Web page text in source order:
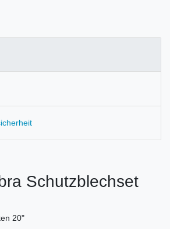
Schutzblechset
20"